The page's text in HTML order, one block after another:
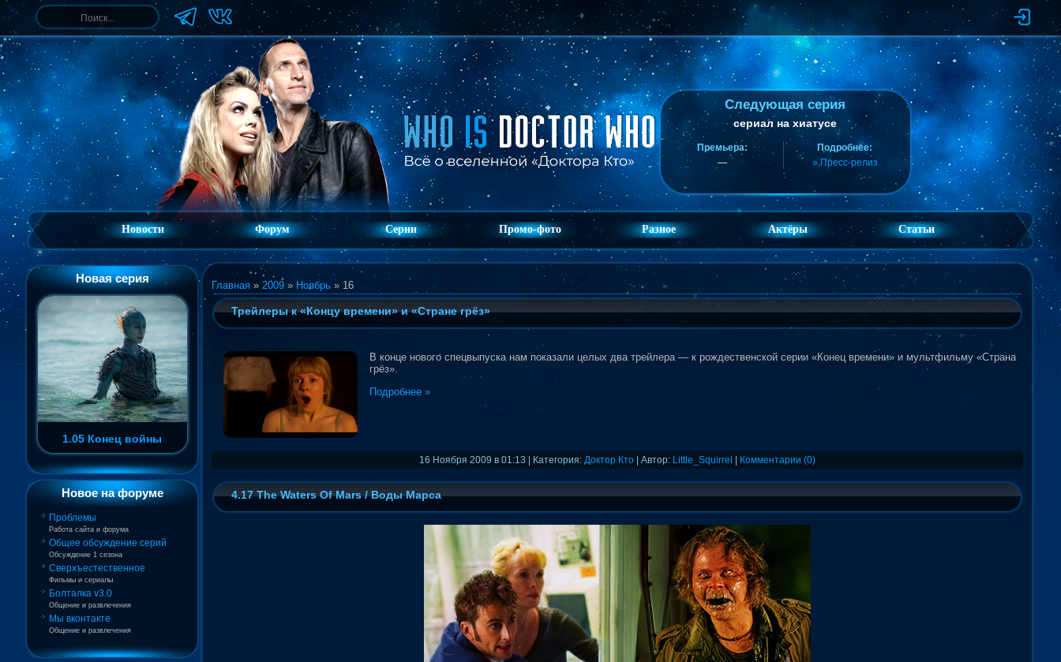
Следующая серия
сериал на хиатусе
Премьера:
—
Подробнее:
» Пресс-релиз
Новости Форум Серии Промо-фото Разное Актёры Статьи
Новая серия
1.05 Конец войны
Новое на форуме
Проблемы
Работа сайта и форума
Общее обсуждение серий
Обсуждение 1 сезона
Сверхъестественное
Фильмы и сериалы
Болталка v3.0
Общение и развлечения
Мы вконтакте
Общение и развлечения
Главная » 2009 » Ноябрь » 16
Трейлеры к «Концу времени» и «Стране грёз»
В конце нового спецвыпуска нам показали целых два трейлера — к рождественской серии «Конец времени» и мультфильму «Страна
грёз».
Подробнее »
16 Ноября 2009 в 01:13 | Категория: Доктор Кто | Автор: Little_Squirrel Комментарии (0)
4.17 The Waters Of Mars / Воды Марса